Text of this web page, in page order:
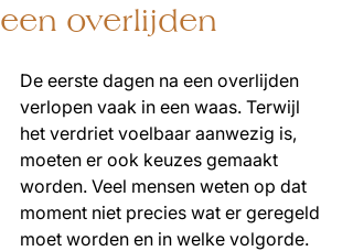
een overlijden
De eerste dagen na een overlijden
verlopen vaak in een waas. Terwijl
het verdriet voelbaar aanwezig is,
moeten er ook keuzes gemaakt
worden. Veel mensen weten op dat
moment niet precies wat er geregeld
moet worden en in welke volgorde.